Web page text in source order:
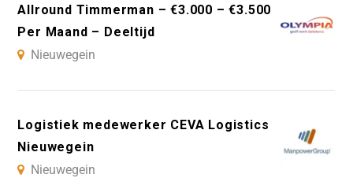
Allround Timmerman – €3.000 – €3.500
Per Maand – Deeltijd
Nieuwegein
Logistiek medewerker CEVA Logistics
Nieuwegein
Nieuwegein